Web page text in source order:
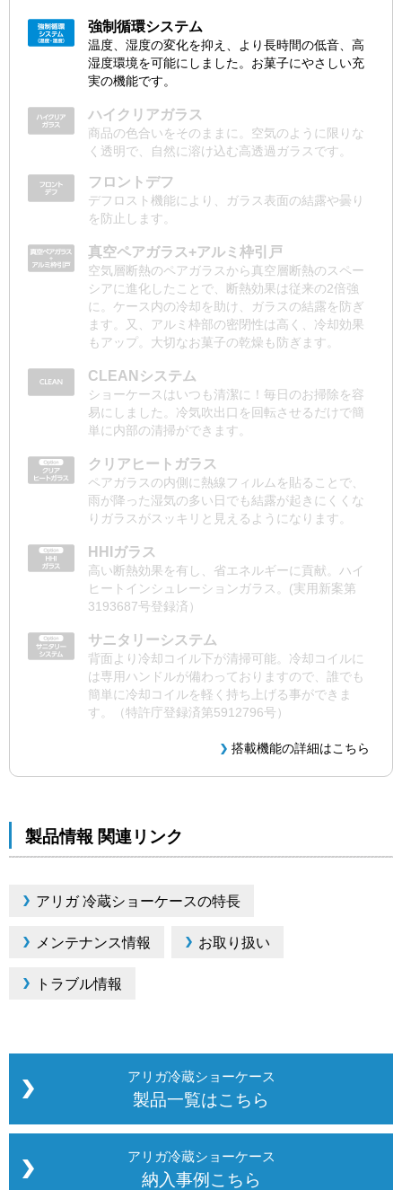
強制循環システム
温度、湿度の変化を抑え、より長時間の低音、高
湿度環境を可能にしました。お菓子にやさしい充
実の機能です。
ハイクリアガラス
商品の色合いをそのままに。空気のように限りな
く透明で、自然に溶け込む高透過ガラスです。
フロントデフ
デフロスト機能により、ガラス表面の結露や曇り
を防止します。
真空ペアガラス+アルミ枠引戸
空気層断熱のペアガラスから真空層断熱のスペー
シアに進化したことで、断熱効果は従来の2倍強
に。ケース内の冷却を助け、ガラスの結露を防ぎ
ます。又、アルミ枠部の密閉性は高く、冷却効果
もアップ。大切なお菓子の乾燥も防ぎます。
CLEANシステム
ショーケースはいつも清潔に！毎日のお掃除を容
易にしました。冷気吹出口を回転させるだけで簡
単に内部の清掃ができます。
クリアヒートガラス
ペアガラスの内側に熱線フィルムを貼ることで、
雨が降った湿気の多い日でも結露が起きにくくな
りガラスがスッキリと見えるようになります。
HHIガラス
高い断熱効果を有し、省エネルギーに貢献。ハイ
ヒートインシュレーションガラス。(実用新案第
3193687号登録済）
サニタリーシステム
背面より冷却コイル下が清掃可能。冷却コイルに
は専用ハンドルが備わっておりますので、誰でも
簡単に冷却コイルを軽く持ち上げる事ができま
す。（特許庁登録済第5912796号）
搭載機能の詳細はこちら
製品情報 関連リンク
アリガ 冷蔵ショーケースの特長
メンテナンス情報 お取り扱い
トラブル情報
アリガ冷蔵ショーケース
製品一覧はこちら
アリガ冷蔵ショーケース
納入事例こちら